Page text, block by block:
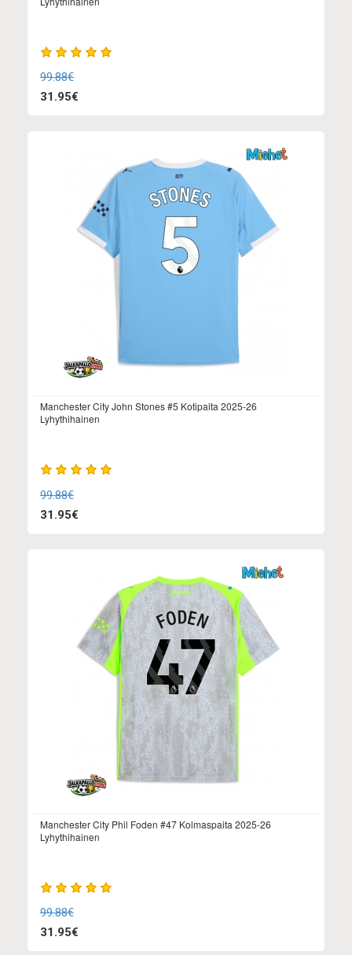
99.88€
31.95€
Manchester City John Stones #5 Kotipaita 2025-26
Lyhythihainen
99.88€
31.95€
Manchester City Phil Foden #47 Kolmaspaita 2025-26
Lyhythihainen
99.88€
31.95€